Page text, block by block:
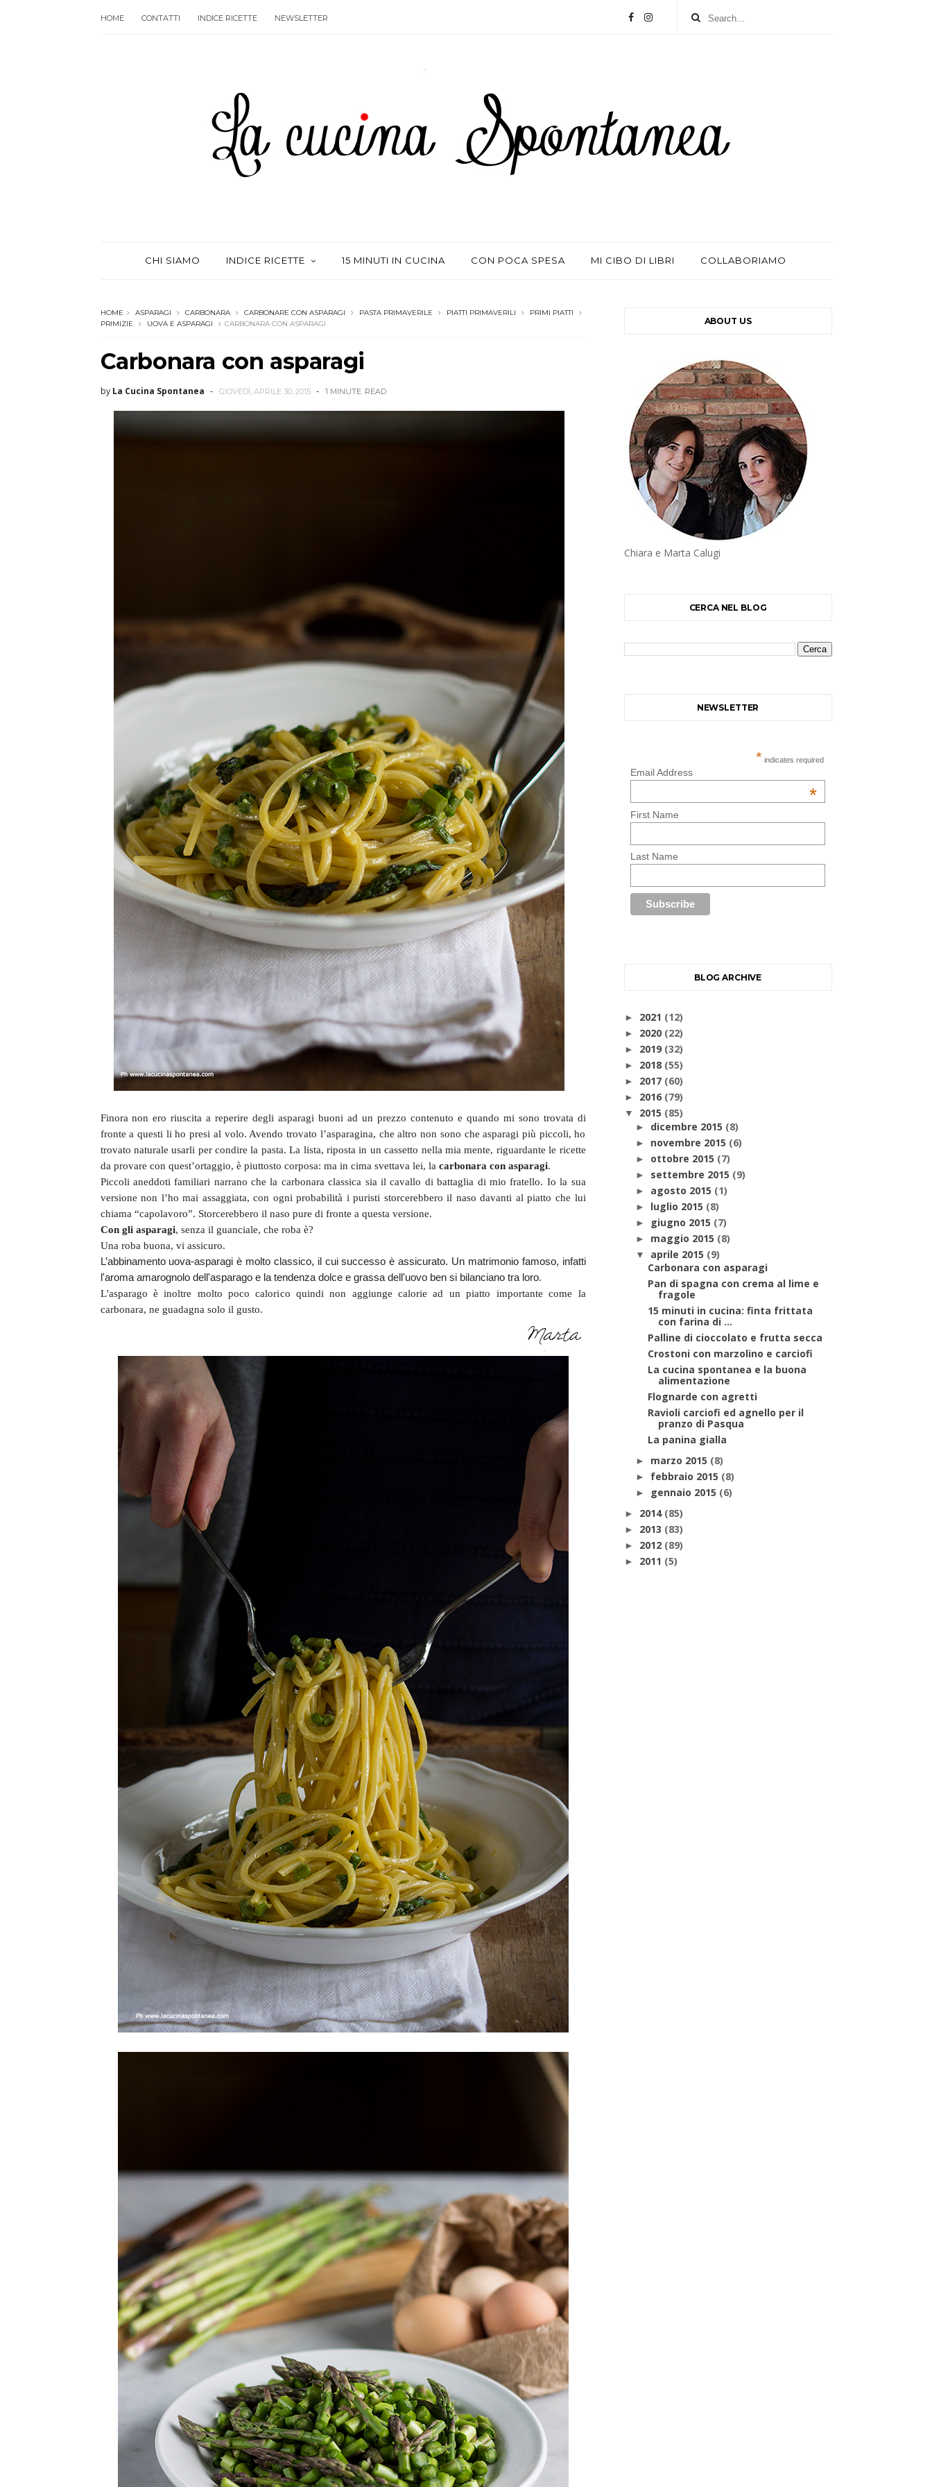
HOME CONTATTI INDICE RICETTE NEWSLETTER
CHI SIAMO INDICE RICETTE 15 MINUTI IN CUCINA CON POCA SPESA MI CIBO DI LIBRI COLLABORIAMO
HOME ASPARAGI CARBONARA CARBONARE CON ASPARAGI PASTA PRIMAVERILE PIATTI PRIMAVERILI
PRIMI PIATTI
PRIMIZIE
UOVA E ASPARAGI CARBONARA CON ASPARAGI
Carbonara con asparagi
by La Cucina Spontanea GIOVEDÌ, APRILE 30, 2015 1 MINUTE READ
Finora non ero riuscita a reperire degli asparagi buoni ad un prezzo contenuto e quando mi sono trovata di
fronte a questi li ho presi al volo. Avendo trovato l’asparagina, che altro non sono che asparagi più piccoli, ho
trovato naturale usarli per condire la pasta. La lista, riposta in un cassetto nella mia mente, riguardante le ricette
da provare con quest’ortaggio, è piuttosto corposa: ma in cima svettava lei, la carbonara con asparagi.
Piccoli aneddoti familiari narrano che la carbonara classica sia il cavallo di battaglia di mio fratello. Io la sua
versione non l’ho mai assaggiata, con ogni probabilità i puristi storcerebbero il naso davanti al piatto che lui
chiama “capolavoro”. Storcerebbero il naso pure di fronte a questa versione.
Con gli asparagi, senza il guanciale, che roba è?
Una roba buona, vi assicuro.
L’abbinamento uova-asparagi è molto classico, il cui successo è assicurato. Un matrimonio famoso, infatti
l'aroma amarognolo dell'asparago e la tendenza dolce e grassa dell'uovo ben si bilanciano tra loro.
L'asparago è inoltre molto poco calorico quindi non aggiunge calorie ad un piatto importante come la
carbonara, ne guadagna solo il gusto.
ABOUT US
Chiara e Marta Calugi
CERCA NEL BLOG
NEWSLETTER
* indicates required
Email Address
*
First Name
Last Name
BLOG ARCHIVE
► 2021 (12)
► 2020 (22)
► 2019 (32)
► 2018 (55)
► 2017 (60)
► 2016 (79)
▼ 2015 (85)
► dicembre 2015 (8)
► novembre 2015 (6)
► ottobre 2015 (7)
► settembre 2015 (9)
► agosto 2015 (1)
► luglio 2015 (8)
► giugno 2015 (7)
► maggio 2015 (8)
▼ aprile 2015 (9)
Carbonara con asparagi
Pan di spagna con crema al lime e
fragole
15 minuti in cucina: finta frittata
con farina di ...
Palline di cioccolato e frutta secca
Crostoni con marzolino e carciofi
La cucina spontanea e la buona
alimentazione
Flognarde con agretti
Ravioli carciofi ed agnello per il
pranzo di Pasqua
La panina gialla
► marzo 2015 (8)
► febbraio 2015 (8)
► gennaio 2015 (6)
► 2014 (85)
► 2013 (83)
► 2012 (89)
► 2011 (5)